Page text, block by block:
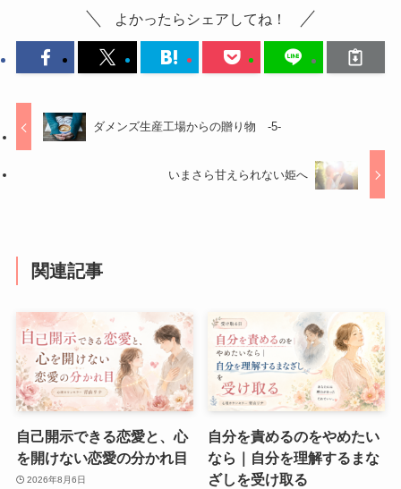
よかったらシェアしてね！
ダメンズ生産工場からの贈り物 -5-
いまさら甘えられない姫へ
関連記事
自己開示できる恋愛と、心
を開けない恋愛の分かれ目
2026年8月6日
自分を責めるのをやめたい
なら｜自分を理解するまな
ざしを受け取る